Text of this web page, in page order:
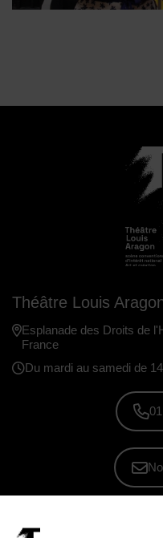
Théâtre Louis
Esplanade des Droits de
France
Du mardi au samedi de